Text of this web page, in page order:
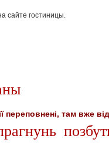
сайте гостиницы.
переповнені, там вже